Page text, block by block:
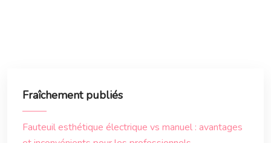
Fraîchement publiés
Fauteuil esthétique électrique vs manuel : avantages